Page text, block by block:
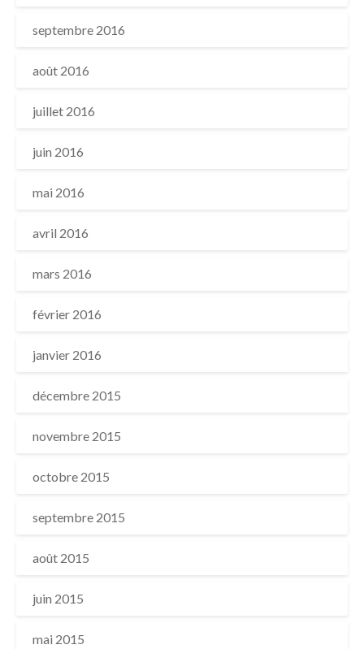
septembre 2016
août 2016
juillet 2016
juin 2016
mai 2016
avril 2016
mars 2016
février 2016
janvier 2016
décembre 2015
novembre 2015
octobre 2015
septembre 2015
août 2015
juin 2015
mai 2015